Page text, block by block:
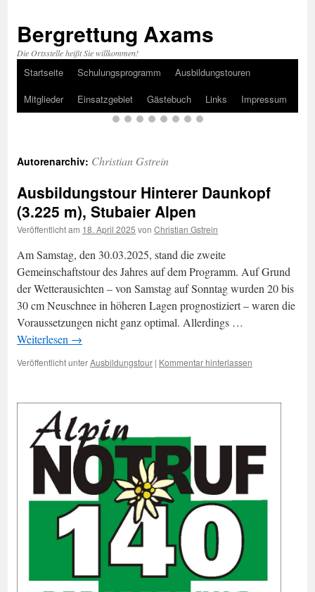
Bergrettung Axams
Die Ortsstelle heißt Sie willkommen!
Zum
Inhalt
Startseite Schulungsprogramm
Ausbildungstouren
Mitglieder
Einsatzgebiet Gästebuch Links Impressum
Autorenarchiv: Christian Gstrein
Ausbildungstour Hinterer Daunkopf
(3.225 m), Stubaier Alpen
Veröffentlicht am 18. April 2025 von Christian Gstrein
Am Samstag, den 30.03.2025, stand die zweite
Gemeinschaftstour des Jahres auf dem Programm. Auf Grund
der Wetterausichten – von Samstag auf Sonntag wurden 20 bis
30 cm Neuschnee in höheren Lagen prognostiziert – waren die
Voraussetzungen nicht ganz optimal. Allerdings …
Weiterlesen →
Veröffentlicht unterAusbildungstour | Kommentar hinterlassen